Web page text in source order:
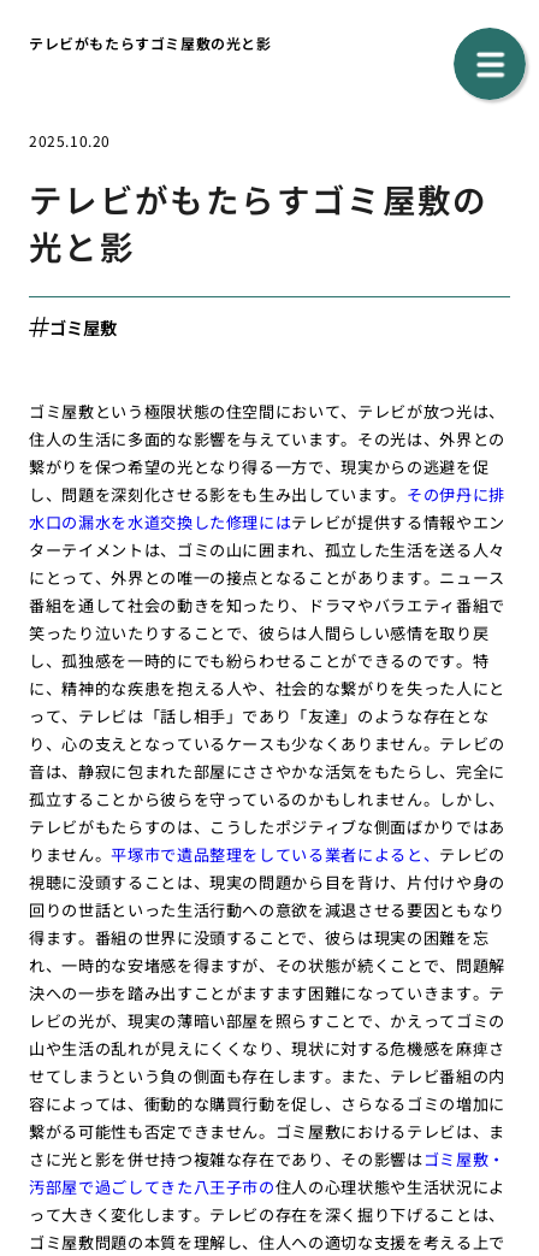
テレビがもたらすゴミ屋敷の光と影
2025.10.20
テレビがもたらすゴミ屋敷の
光と影
ゴミ屋敷
ゴミ屋敷という極限状態の住空間において、テレビが放つ光は、
住人の生活に多面的な影響を与えています。その光は、外界との
繋がりを保つ希望の光となり得る一方で、現実からの逃避を促
し、問題を深刻化させる影をも生み出しています。 その伊丹に排
水口の漏水を水道交換した修理にはテレビが提供する情報やエン
ターテイメントは、ゴミの山に囲まれ、孤立した生活を送る人々
にとって、外界との唯一の接点となることがあります。ニュース
番組を通して社会の動きを知ったり、ドラマやバラエティ番組で
笑ったり泣いたりすることで、彼らは人間らしい感情を取り戻
し、孤独感を一時的にでも紛らわせることができるのです。特
に、精神的な疾患を抱える人や、社会的な繋がりを失った人にと
って、テレビは「話し相手」であり「友達」のような存在とな
り、心の支えとなっているケースも少なくありません。テレビの
音は、静寂に包まれた部屋にささやかな活気をもたらし、完全に
孤立することから彼らを守っているのかもしれません。しかし、
テレビがもたらすのは、こうしたポジティブな側面ばかりではあ
りません。平塚市で遺品整理をしている業者によると、 テレビの
視聴に没頭することは、現実の問題から目を背け、片付けや身の
回りの世話といった生活行動への意欲を減退させる要因ともなり
得ます。番組の世界に没頭することで、彼らは現実の困難を忘
れ、一時的な安堵感を得ますが、その状態が続くことで、問題解
決への一歩を踏み出すことがますます困難になっていきます。テ
レビの光が、現実の薄暗い部屋を照らすことで、かえってゴミの
山や生活の乱れが見えにくくなり、現状に対する危機感を麻痺さ
せてしまうという負の側面も存在します。また、テレビ番組の内
容によっては、衝動的な購買行動を促し、さらなるゴミの増加に
繋がる可能性も否定できません。ゴミ屋敷におけるテレビは、ま
さに光と影を併せ持つ複雑な存在であり、その影響はゴミ屋敷・
汚部屋で過ごしてきた八王子市の住人の心理状態や生活状況によ
って大きく変化します。テレビの存在を深く掘り下げることは、
ゴミ屋敷問題の本質を理解し、住人への適切な支援を考える上で